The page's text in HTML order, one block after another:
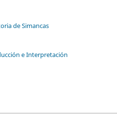
de Simancas
e Interpretación